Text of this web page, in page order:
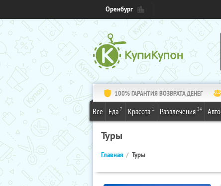
Оренбург
100% ГАРАНТИЯ ВОЗВРАТА ДЕНЕГ
Все Еда 7 Красота 1 Развлечения 24 Авто
Туры
Главная Туры